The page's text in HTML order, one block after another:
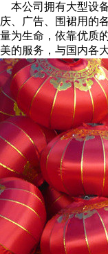
本公司拥有大型设
庆、广告、围裙用的
量为生命，依靠优质
美的服务，与国内各